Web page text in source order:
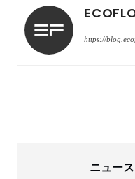
https://
ニュー